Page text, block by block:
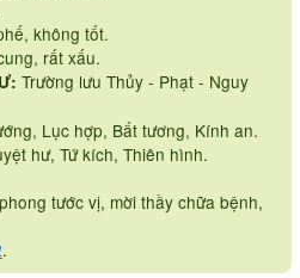
không tốt.
rất xấu.
Trường lưu Thủy - Phạt - Nguy
Lục hợp, Bất tương, Kính an.
hư, Tứ kích, Thiên hình.
tước vị, mời thầy chữa bệnh,
.